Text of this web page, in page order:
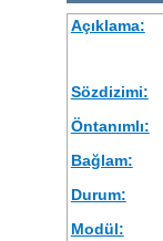
Açıklama:
Sözdizimi:
Öntanımlı:
Bağlam:
Durum:
Modül: